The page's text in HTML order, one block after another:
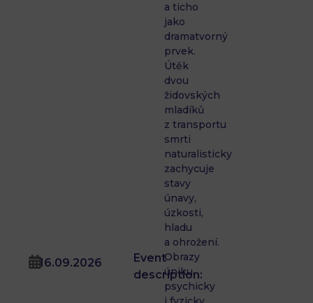
16.09.2026
Event
description:
a ticho
jako
dramatvorný
prvek.
Útěk
dvou
židovských
mladíků
z transportu
smrti
naturalisticky
zachycuje
stavy
únavy,
úzkosti,
hladu
a ohrožení.
Obrazy
úniku
psychicky